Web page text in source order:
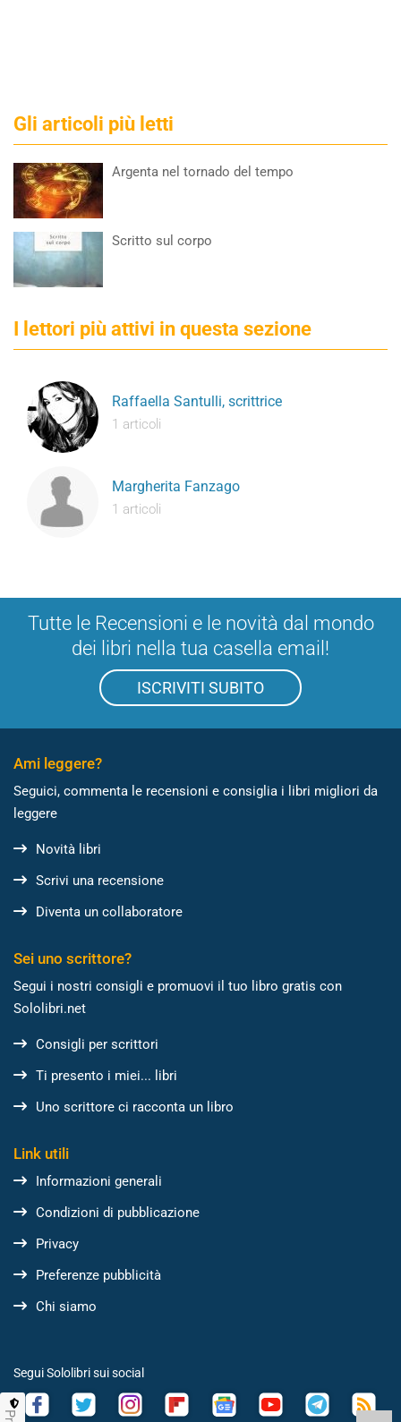
Gli articoli più letti
Argenta nel tornado del tempo
Scritto sul corpo
I lettori più attivi in questa sezione
Raffaella Santulli, scrittrice
1 articoli
Margherita Fanzago
1 articoli
Tutte le Recensioni e le novità dal mondo
dei libri nella tua casella email!
ISCRIVITI SUBITO
Ami leggere?
Seguici, commenta le recensioni e consiglia i libri migliori da
leggere
Novità libri
Scrivi una recensione
Diventa un collaboratore
Sei uno scrittore?
Segui i nostri consigli e promuovi il tuo libro gratis con
Sololibri.net
Consigli per scrittori
Ti presento i miei... libri
Uno scrittore ci racconta un libro
Link utili
Informazioni generali
Condizioni di pubblicazione
Privacy
Preferenze pubblicità
Chi siamo
Segui Sololibri sui social